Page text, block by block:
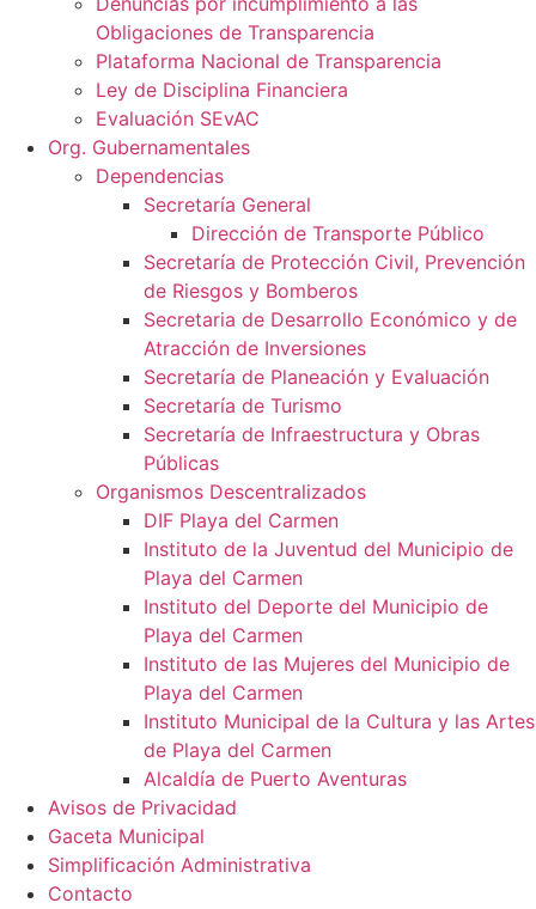
Obligaciones de Transparencia
Plataforma Nacional de Transparencia
Ley de Disciplina Financiera
Evaluación SEvAC
Org. Gubernamentales
Dependencias
Secretaría General
Dirección de Transporte Público
Secretaría de Protección Civil, Prevención
de Riesgos y Bomberos
Secretaria de Desarrollo Económico y de
Atracción de Inversiones
Secretaría de Planeación y Evaluación
Secretaría de Turismo
Secretaría de Infraestructura y Obras
Públicas
Organismos Descentralizados
DIF Playa del Carmen
Instituto de la Juventud del Municipio de
Playa del Carmen
Instituto del Deporte del Municipio de
Playa del Carmen
Instituto de las Mujeres del Municipio de
Playa del Carmen
Instituto Municipal de la Cultura y las Artes
de Playa del Carmen
Alcaldía de Puerto Aventuras
Avisos de Privacidad
Gaceta Municipal
Simplificación Administrativa
Contacto